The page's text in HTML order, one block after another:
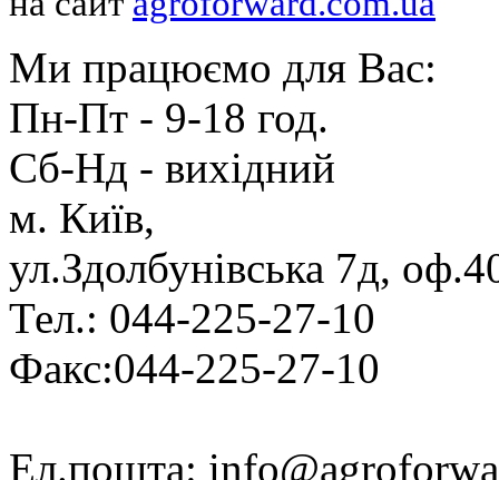
Ми працюємо для Вас:
Пн-Пт - 9-18 год.
Cб-Нд - вихідний
м. Київ,
ул.Здолбунівська 7д,
Тел.: 044-225-27-10
Факс:044-225-27-10
Ел.пошта: